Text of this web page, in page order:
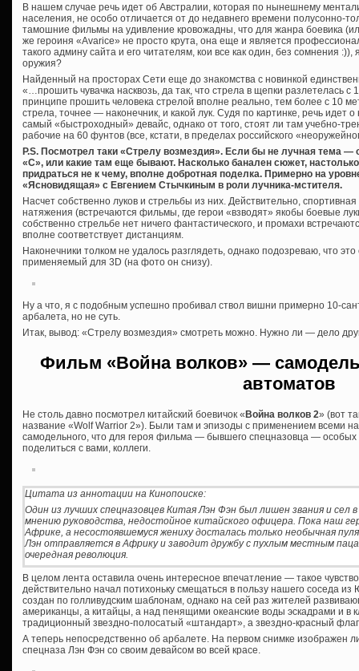
В нашем случае речь идет об Австралии, которая по нынешнему
населения, не особо отличается от до недавнего времени полусонно-
тамошние фильмы на удивление кровожадны, что для жанра боевика
же героиня «Avarice» не просто крута, она еще и является
такого админу сайта и его читателям, кои все как один, без сомнения
оружия?
Найденный на просторах Сети еще до знакомства с новинкой
«…прошить чувачка насквозь, да так, что стрела в щепки разлетелась
принципе прошить человека стрелой вполне реально, тем более с 10
стрела, точнее — наконечник, и какой лук. Судя по картинке, речь идет
самый «быстроходный» девайс, однако от того, стоят ли там учебно-
рабочие на 60 фунтов (все, кстати, в пределах российского
P.S. Посмотрел таки «Стрелу возмездия». Если бы не лучная тема —
«С», или какие там еще бывают. Насколько банален сюжет,
придраться не к чему, вполне добротная поделка. Примерно на
«Ясновидящая» с Евгением Стычкиным в роли лучника-мстителя.
Насчет собственно луков и стрельбы из них. Действительно,
натяжения (встречаются фильмы, где герои «взводят» якобы боевые
собственно стрельбе нет ничего фантастического, и промахи
вполне соответствует дистанциям.
Наконечники толком не удалось разглядеть, однако подозреваю, что
применяемый для 3D (на фото он снизу).
Ну а что, я с подобным успешно пробивал ствол вишни примерно 10-
арбалета, но не суть.
Итак, вывод: «Стрелу возмездия» смотреть можно. Нужно ли — дело
Фильм «Война волков» —
автоматов
Не столь давно посмотрел китайский боевичок « Война волков 2» (вот
название «Wolf Warrior 2»). Были там и эпизоды с применением всеми
самодельного, что для героя фильма — бывшего спецназовца —
поделиться с вами, коллеги.
Цитата из аннотации на Кинопоиске:
Один из лучших спецназовцев Китая Лэн Фэн был лишен звания и сел
мнению руководства, недостойное китайского офицера. Пока наш
Африке, а несостоявшемуся жениху досталась только необычная
Лэн отправляется в Африку и заводит дружбу с пухлым местным
очередная революция.
В целом лента оставила очень интересное впечатление — такое
действительно начал потихоньку смещаться в пользу нашего соседа
создан по голливудским шаблонам, однако на сей раз жителей
американцы, а китайцы, а над пенящими океанские воды эскадрами и в
традиционный звездно-полосатый «штандарт», а звездно-красный
А теперь непосредственно об арбалете. На первом снимке изображен
спецназа Лэн Фэн со своим девайсом во всей красе.